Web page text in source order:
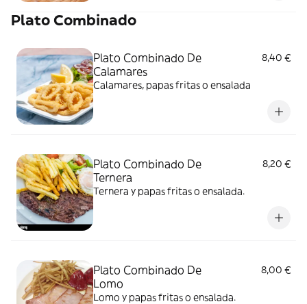
Plato Combinado
Plato Combinado De
Calamares
8,40 €
Calamares, papas fritas o ensalada
Plato Combinado De
Ternera
8,20 €
Ternera y papas fritas o ensalada.
Plato Combinado De
Lomo
8,00 €
Lomo y papas fritas o ensalada.